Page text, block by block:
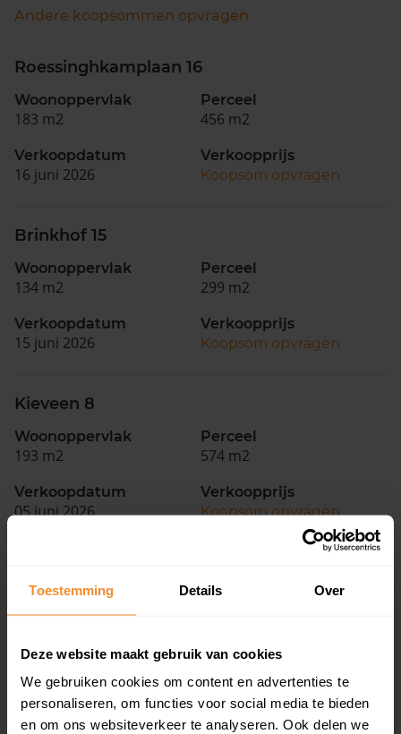
Toestemming Details Over
Deze website maakt gebruik van cookies
We gebruiken cookies om content en advertenties te
personaliseren, om functies voor social media te bieden
en om ons websiteverkeer te analyseren. Ook delen we
Andere koopsommen opvragen
Roessinghkamplaan 16
Woonoppervlak
183 m2
Perceel
456 m2
Verkoopdatum
16 juni 2026
Verkoopprijs
Koopsom opvragen
Brinkhof 15
Woonoppervlak
134 m2
Perceel
299 m2
Verkoopdatum
15 juni 2026
Verkoopprijs
Koopsom opvragen
Kieveen 8
Woonoppervlak
193 m2
Perceel
574 m2
Verkoopdatum
05 juni 2026
Verkoopprijs
Koopsom opvragen
Verkoopdatum
22 april 2026
Verkoopprijs
Koopsom opvragen